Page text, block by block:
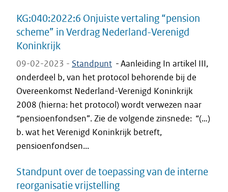
KG:040:2022:6 Onjuiste vertaling “pension
scheme” in Verdrag Nederland-Verenigd
Koninkrijk
09-02-2023 - Standpunt -Aanleiding In artikel III,
onderdeel b, van het protocol behorende bij de
Overeenkomst Nederland-Verenigd Koninkrijk
2008 (hierna: het protocol) wordt verwezen naar
“pensioenfondsen”. Zie de volgende zinsnede: “(…)
b. wat het Verenigd Koninkrijk betreft,
pensioenfondsen...
Standpunt over de toepassing van de interne
reorganisatie vrijstelling